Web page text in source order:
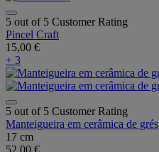
5 out of 5 Customer Rating
Pincel Craft
15,00 €
+ 3
5 out of 5 Customer Rating
Manteigueira em cerâmica de grés
17 cm